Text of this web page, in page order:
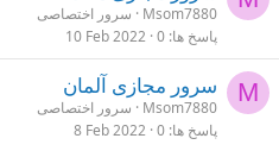
Msom7880
سرور اختصاصی
پاسخ ها 0
10 Feb 2022
M سرور مجازی آلمان
Msom7880
سرور اختصاصی
پاسخ ها 0
8 Feb 2022